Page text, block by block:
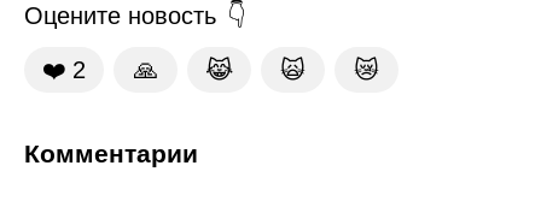
Оцените новость
❤️ 2 🙏 😹 🙀 😿
Комментарии